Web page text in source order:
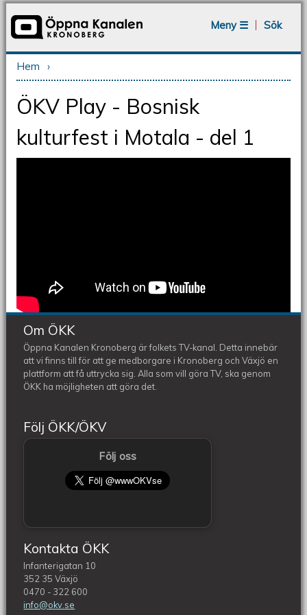
Meny ☰
Sök
Du är här
Hem ›
ÖKV Play - Bosnisk
kulturfest i Motala - del 1
Om ÖKK
Öppna Kanalen Kronoberg är folkets TV-kanal. Detta innebär
att vi finns till för att ge medborgare i Kronoberg och Växjö en
plattform att få uttrycka sig. Alla som vill göra TV, ska genom
ÖKK ha möjligheten att göra det.
Följ ÖKK/ÖKV
Följ oss
Kontakta ÖKK
Infanterigatan 10
352 35 Växjö
0470 - 322 600
info@okv.se